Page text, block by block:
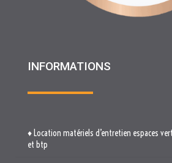
INFORMATIONS
♦ Location matériels d’entretien espaces
et btp